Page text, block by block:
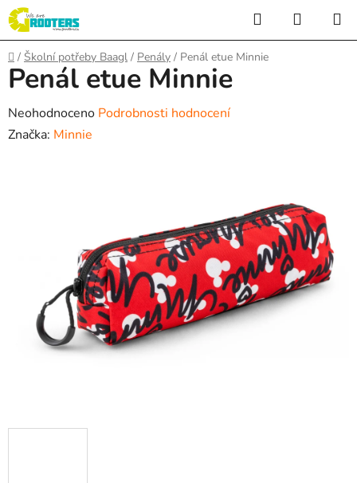
Přejít
na
obsah
Hledat
KOŠÍK
Domů
/ Školní potřeby Baagl / Penály / Penál etue Minnie
Penál etue Minnie
Průměrné
hodnocení
Neohodnoceno Podrobnosti hodnocení
Značka: Minnie